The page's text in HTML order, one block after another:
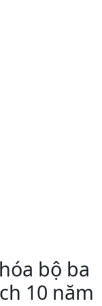
bộ ba
10 năm